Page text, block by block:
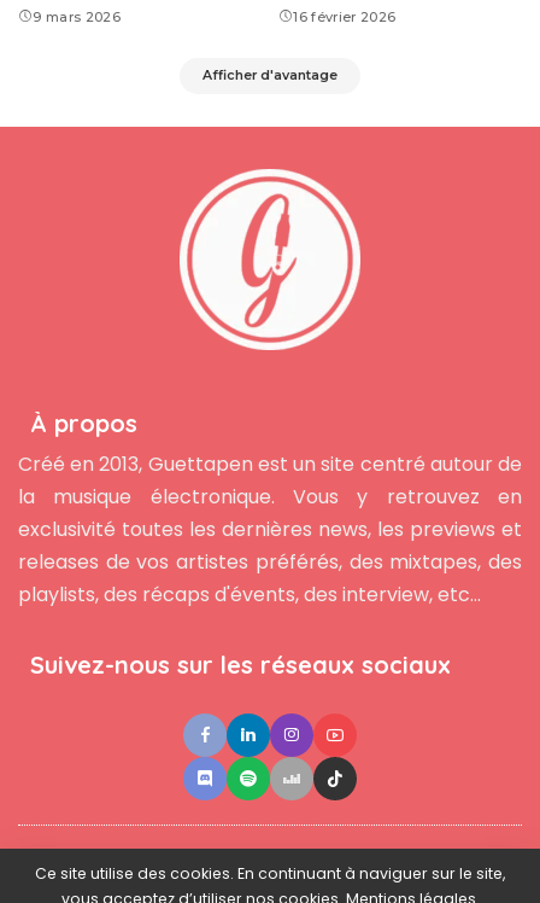
9 mars 2026 16 février 2026
Afficher d'avantage
À propos
Créé en 2013, Guettapen est un site centré autour de
la musique électronique. Vous y retrouvez en
exclusivité toutes les dernières news, les previews et
releases de vos artistes préférés, des mixtapes, des
playlists, des récaps d'évents, des interview, etc...
Suivez-nous sur les réseaux sociaux
Contact ●Newsletter ● L'équipe ● Mentions légales
Ce site utilise des cookies. En continuant à naviguer sur le site,
vous acceptez d’utiliser nos cookies. Mentions légales.